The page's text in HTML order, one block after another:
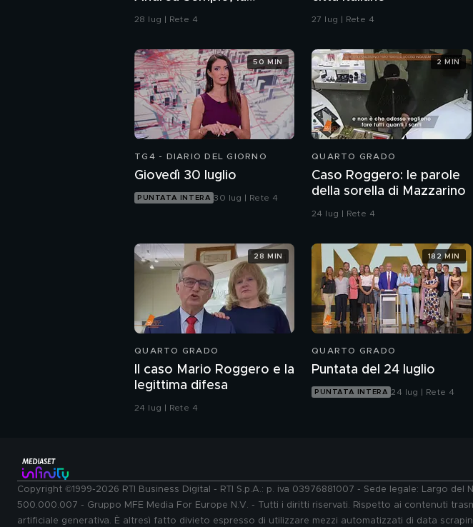
Procura di Pavia non ha
28 lug | Rete 4 27 lug | Rete 4
TG4 - DIARIO DEL GIORNO
Giovedì 30 luglio
PUNTATA INTERA 30 lug | Rete 4
50 MIN
QUARTO GRADO
Caso Roggero: le parole
della sorella di Mazzarino
24 lug | Rete 4
2 MIN
QUARTO GRADO
Il caso Mario Roggero e la
legittima difesa
24 lug | Rete 4
28 MIN
QUARTO GRADO
Puntata del 24 luglio
PUNTATA INTERA 24 lug | Rete 4
182 MIN
Copyright ©1999-2026 RTI Business Digital - RTI S.p.A.: p. iva 03976881007 - Sede legale: Largo
500.000.007 - Gruppo MFE Media For Europe N.V. - Tutti i diritti riservati. Rispetto ai contenuti
artificiale generativa. È altresì fatto divieto espresso di utilizzare mezzi automatizzati di data